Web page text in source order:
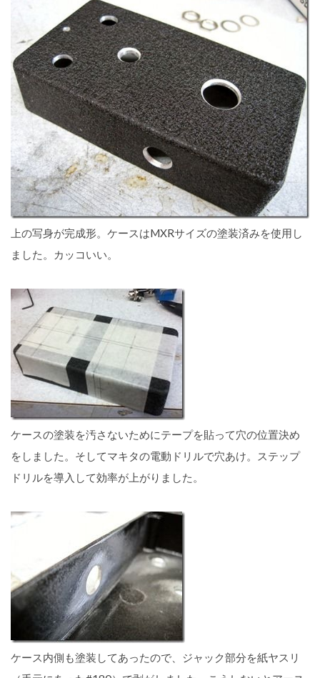
上の写身が完成形。ケースはMXRサイズの塗装済みを使用し
ました。カッコいい。
ケースの塗装を汚さないためにテープを貼って穴の位置決め
をしました。そしてマキタの電動ドリルで穴あけ。ステップ
ドリルを導入して効率が上がりました。
ケース内側も塗装してあったので、ジャック部分を紙ヤスリ